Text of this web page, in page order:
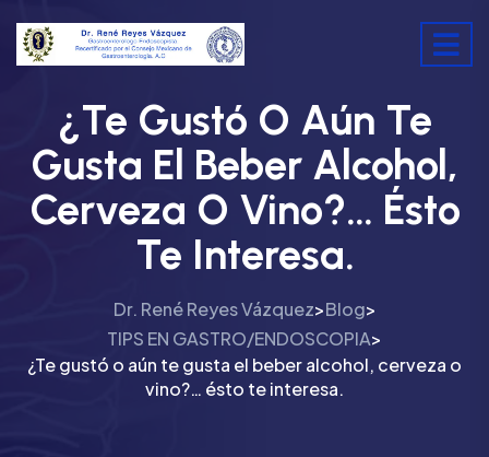
¿Te Gustó O Aún Te
Gusta El Beber Alcohol,
Cerveza O Vino?… Ésto
Te Interesa.
Dr. René Reyes Vázquez>Blog>
TIPS EN GASTRO/ENDOSCOPIA>
¿Te gustó o aún te gusta el beber alcohol, cerveza o
vino?… ésto te interesa.